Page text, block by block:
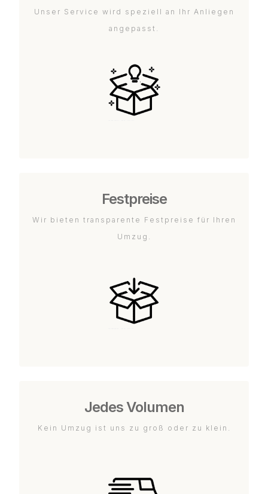
Unser Service wird speziell an Ihr Anliegen
angepasst.
Festpreise
Wir bieten transparente Festpreise für Ihren
Umzug.
Jedes Volumen
Kein Umzug ist uns zu groß oder zu klein.